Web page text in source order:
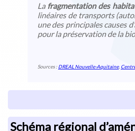
Lafragmentation des
linéaires de transports
une des principales causes
pour la préservation de la
Sources : DREAL Nouvelle-Aquitaine,
Schéma régional